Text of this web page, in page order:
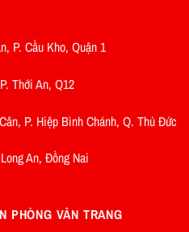
P. Cầu Kho, Quận 1
Thới An, Q12
P. Hiệp Bình Chánh, Q. Thủ Đức
An, Đồng Nai
PHÒNG VÂN TRANG